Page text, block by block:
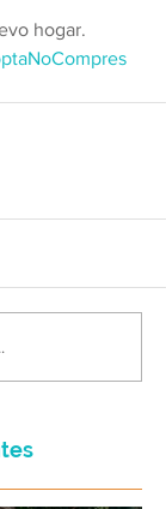
hogar.